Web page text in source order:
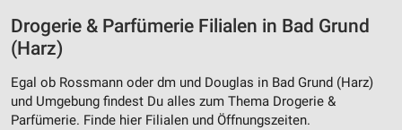
Drogerie & Parfümerie Filialen in Bad Grund
(Harz)
Egal ob Rossmann oder dm und Douglas in Bad Grund (Harz)
und Umgebung findest Du alles zum Thema Drogerie &
Parfümerie. Finde hier Filialen und Öffnungszeiten.